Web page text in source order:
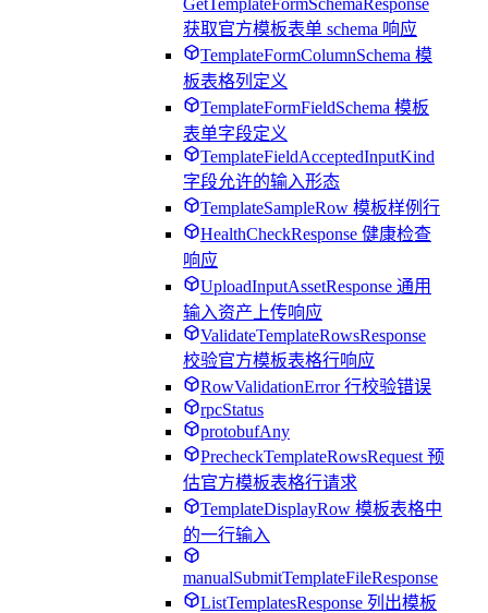
获取官方模板表单 schema 响应
TemplateFormColumnSchema 模
板表格列定义
TemplateFormFieldSchema 模板
表单字段定义
TemplateFieldAcceptedInputKind
字段允许的输入形态
TemplateSampleRow 模板样例行
HealthCheckResponse 健康检查
响应
UploadInputAssetResponse 通用
输入资产上传响应
ValidateTemplateRowsResponse
校验官方模板表格行响应
RowValidationError 行校验错误
rpcStatus
protobufAny
PrecheckTemplateRowsRequest 预
估官方模板表格行请求
TemplateDisplayRow 模板表格中
的一行输入
manualSubmitTemplateFileResponse
ListTemplatesResponse 列出模板